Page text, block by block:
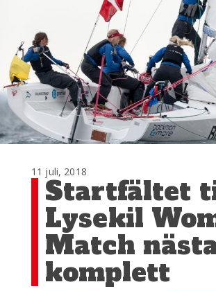
11 juli, 2018
Startfältet
Lysekil
Match
komplett